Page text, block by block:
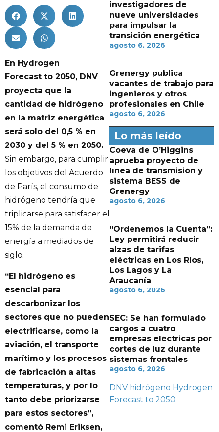
En Hydrogen
Forecast to 2050, DNV
proyecta que la
cantidad de hidrógeno
en la matriz energética
será solo del 0,5 % en
2030 y del 5 % en 2050.
Sin embargo, para cumplir
los objetivos del Acuerdo
de París, el consumo de
hidrógeno tendría que
triplicarse para satisfacer el
15% de la demanda de
energía a mediados de
siglo.
“El hidrógeno es
esencial para
descarbonizar los
sectores que no pueden
electrificarse, como la
aviación, el transporte
marítimo y los procesos
de fabricación a altas
temperaturas, y por lo
tanto debe priorizarse
para estos sectores”,
comentó Remi Eriksen,
investigadores de
nueve universidades
para impulsar la
transición energética
agosto 6, 2026
Grenergy publica
vacantes de trabajo para
ingenieros y otros
profesionales en Chile
agosto 6, 2026
Lo más leído
Coeva de O’Higgins
aprueba proyecto de
línea de transmisión y
sistema BESS de
Grenergy
agosto 6, 2026
“Ordenemos la Cuenta”:
Ley permitirá reducir
alzas de tarifas
eléctricas en Los Ríos,
Los Lagos y La
Araucanía
agosto 6, 2026
SEC: Se han formulado
cargos a cuatro
empresas eléctricas por
cortes de luz durante
sistemas frontales
agosto 6, 2026
DNV hidrógeno Hydrogen
Forecast to 2050